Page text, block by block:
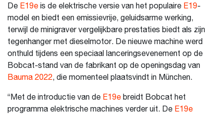
De E19e is de elektrische versie van het populaire E19-
model en biedt een emissievrije, geluidsarme werking,
terwijl de minigraver vergelijkbare prestaties biedt als zijn
tegenhanger met dieselmotor. De nieuwe machine werd
onthuld tijdens een speciaal lanceringsevenement op de
Bobcat-stand van de fabrikant op de openingsdag van
Bauma 2022, die momenteel plaatsvindt in München.
“Met de introductie van de E19e breidt Bobcat het
programma elektrische machines verder uit. De E19e